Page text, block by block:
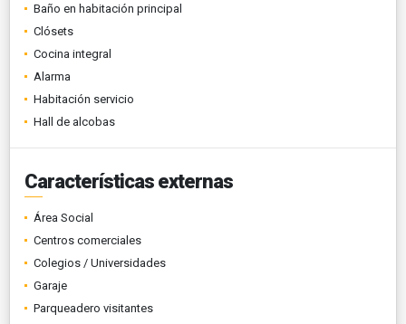
Baño en habitación principal
Clósets
Cocina integral
Alarma
Habitación servicio
Hall de alcobas
Características externas
Área Social
Centros comerciales
Colegios / Universidades
Garaje
Parqueadero visitantes